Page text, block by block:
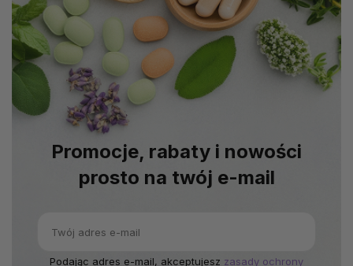
Promocje, rabaty i nowości
prosto na twój e-mail
Podając adres e-mail, akceptujesz zasady ochrony